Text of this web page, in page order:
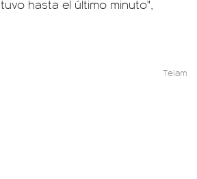
hasta el último minuto",
Telam